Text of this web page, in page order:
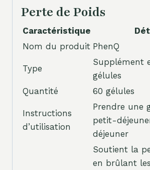
Perte de Poids
Caractéristique
Nom du produit PhenQ
Type
Supplément
gélules
Quantité
60 gélules
Instructions
d’utilisation
Prendre une
petit-
déjeuner
Soutient la
en brûlant